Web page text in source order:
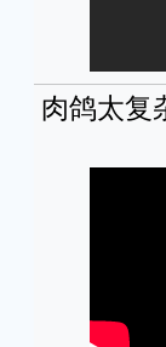
肉鸽太复